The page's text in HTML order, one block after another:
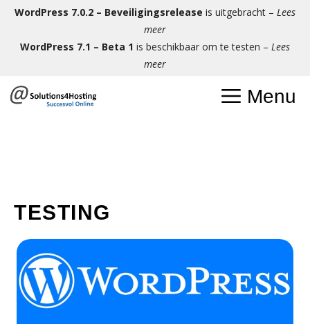
WordPress 7.0.2 – Beveiligingsrelease is uitgebracht – Lees
meer
WordPress 7.1 – Beta 1 is beschikbaar om te testen – Lees
meer
Menu
TESTING